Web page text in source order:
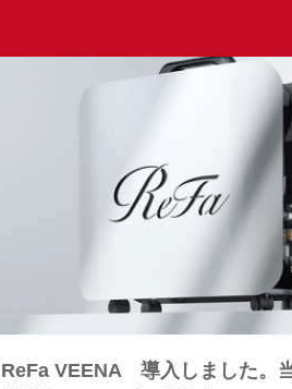
ReFa VEENA 導入しました。